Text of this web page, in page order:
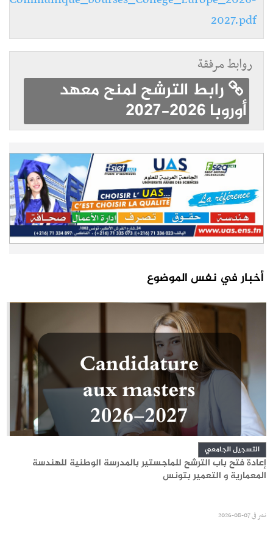
2027.pdf
روابط مرفقة
رابط الترشح لمنح معهد
أوروبا 2026-2027
أخبار في نفس الموضوع
التسجيل الجامعي
إعادة فتح باب الترشح للماجستير بالمدرسة الوطنية للهندسة
المعمارية و التعمير بتونس
نشر في07-08-2026